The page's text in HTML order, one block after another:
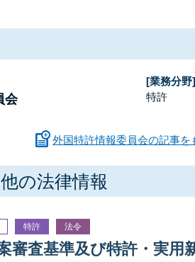
会
[業務分野]
特許
外国特許情報委員会の記事を
の法律情報
特許 法令
審査基準及び特許・実用